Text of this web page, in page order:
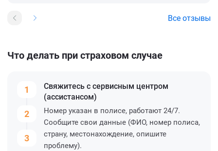
Все отзывы
Что делать при страховом случае
1
2
3
Свяжитесь с сервисным центром
(ассистансом)
Номер указан в полисе, работают 24/7.
Сообщите свои данные (ФИО, номер полиса,
страну, местонахождение, опишите
проблему).